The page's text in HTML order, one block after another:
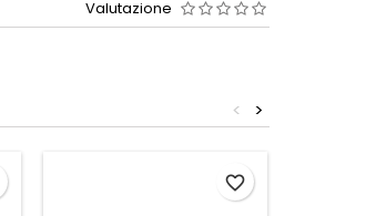
Valutazione
>
<
favorite_border